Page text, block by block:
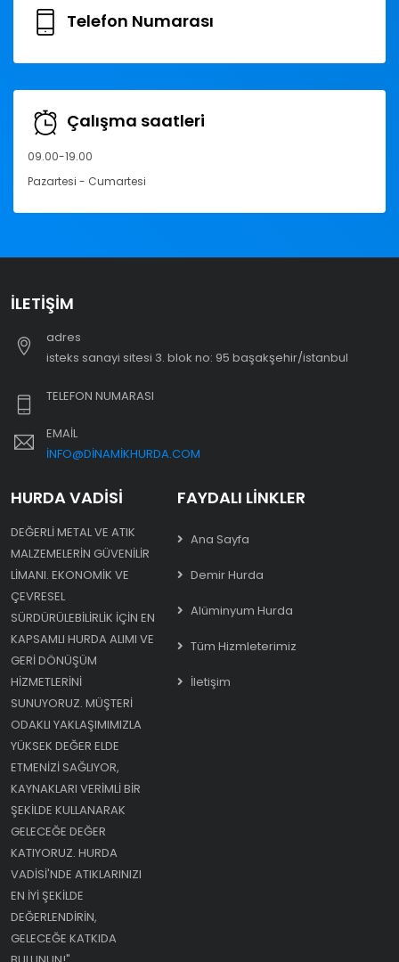
Telefon Numarası
Çalışma saatleri
09.00-19.00
Pazartesi - Cumartesi
İLETIŞIM
adres
i̇steks sanayi sitesi 3. blok no: 95 başakşehir/i̇stanbul
TELEFON NUMARASI
EMAIL
INFO@DINAMIKHURDA.COM
HURDA VADISI
DEĞERLI METAL VE ATIK
MALZEMELERIN GÜVENILIR
LIMANI. EKONOMIK VE
ÇEVRESEL
SÜRDÜRÜLEBILIRLIK IÇIN EN
KAPSAMLI HURDA ALIMI VE
GERI DÖNÜŞÜM
HIZMETLERINI
SUNUYORUZ. MÜŞTERI
ODAKLI YAKLAŞIMIMIZLA
YÜKSEK DEĞER ELDE
ETMENIZI SAĞLIYOR,
KAYNAKLARI VERIMLI BIR
ŞEKILDE KULLANARAK
GELECEĞE DEĞER
KATIYORUZ. HURDA
VADISI'NDE ATIKLARINIZI
EN IYI ŞEKILDE
DEĞERLENDIRIN,
GELECEĞE KATKIDA
FAYDALI LINKLER
Ana Sayfa
Demir Hurda
Alüminyum Hurda
Tüm Hizmleterimiz
İletişim